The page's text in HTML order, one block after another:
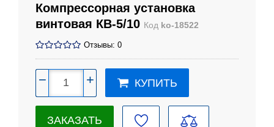
Компрессорная установка
винтовая КВ-5/10 Код ko-18522
Отзывы: 0
− + КУПИТЬ
ЗАКАЗАТЬ